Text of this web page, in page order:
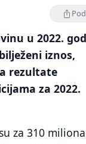
u 2022.
iznos,
rezultate
za 2022.
za 310